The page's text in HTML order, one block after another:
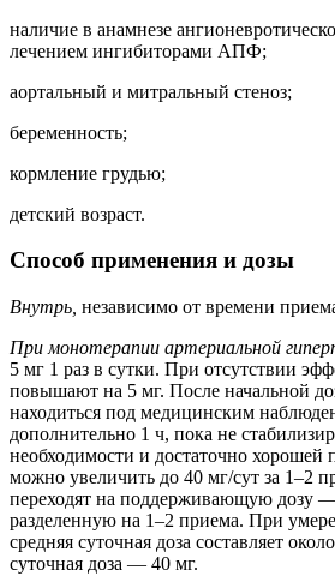
наличие в анамнезе
лечением ингибиторами АПФ;
аортальный и митральный стеноз;
беременность;
кормление грудью;
детский возраст.
Способ применения и дозы
Внутрь, независимо от времени
При монотерапии артериальной
5 мг 1 раз в сутки. При отсутствии
повышают на 5 мг. После начальной
находиться под медицинским
дополнительно 1 ч, пока не
необходимости и достаточно хорошей
можно увеличить до 40 мг/сут за 1–2
переходят на поддерживающую дозу
разделенную на 1–2 приема. При
средняя суточная доза составляет
суточная доза — 40 мг.